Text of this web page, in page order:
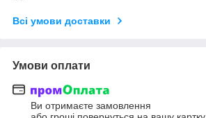
Всі умови доставки
Умови оплати
Ви отримаєте замовлення